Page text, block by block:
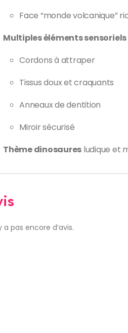
Face “monde volcanique”
Multiples éléments sensoriels
Cordons à attraper
Tissus doux et craquants
Anneaux de dentition
Miroir sécurisé
Thème dinosaures ludique et
a pas encore d’avis.